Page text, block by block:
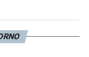
prima trovare
eventualmente,